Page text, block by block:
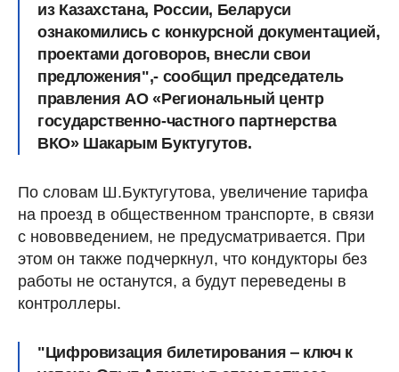
из Казахстана, России, Беларуси
ознакомились с конкурсной документацией,
проектами договоров, внесли свои
предложения",- сообщил председатель
правления АО «Региональный центр
государственно-частного партнерства
ВКО» Шакарым Буктугутов.
По словам Ш.Буктугутова, увеличение тарифа
на проезд в общественном транспорте, в связи
с нововведением, не предусматривается. При
этом он также подчеркнул, что кондукторы без
работы не останутся, а будут переведены в
контроллеры.
"Цифровизация билетирования ‒ ключ к